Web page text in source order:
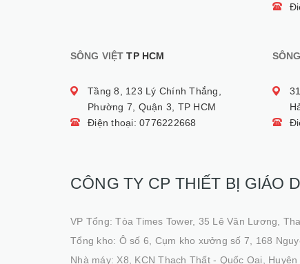
SÔNG VIỆT TP HCM
Tầng 8, 123 Lý Chính Thắng,
Phường 7, Quận 3, TP HCM
Điện thoại: 0776222668
CÔNG TY CP THIẾT BỊ GIÁO
VP Tổng: Tòa Times Tower, 35 Lê Văn Lương,
Tổng kho: Ô số 6, Cụm kho xưởng số 7, 168
Nhà máy: X8, KCN Thạch Thất - Quốc Oai,